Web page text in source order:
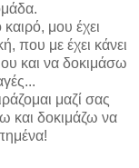
μου έχει
που με έχει κάνει
και να δοκιμάσω
μαζί σας
και δοκιμάζω να